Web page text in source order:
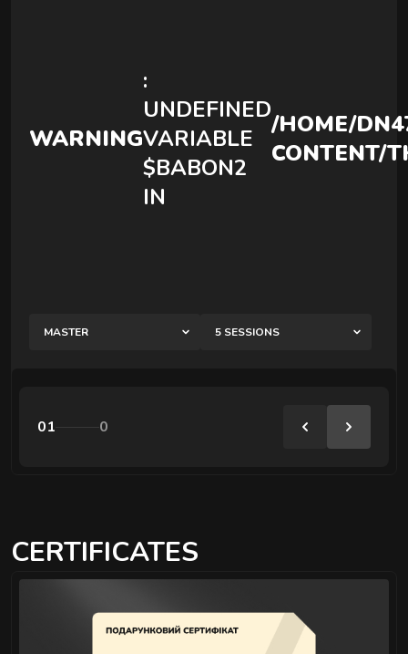
WARNING
:
UNDEFINED
VARIABLE
$BABON2
IN
/HOME/
CONTENT/
MASTER 5 SESSIONS
01 0
CERTIFICATES